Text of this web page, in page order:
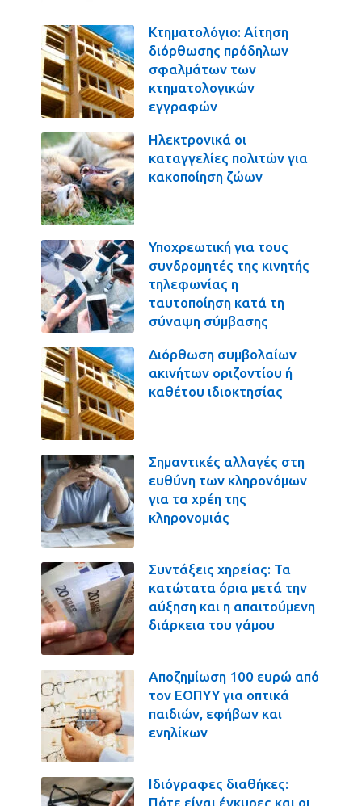
Κτηματολόγιο: Αίτηση
διόρθωσης πρόδηλων
σφαλμάτων των
κτηματολογικών
εγγραφών
Ηλεκτρονικά οι
καταγγελίες πολιτών για
κακοποίηση ζώων
Υποχρεωτική για τους
συνδρομητές της κινητής
τηλεφωνίας η
ταυτοποίηση κατά τη
σύναψη σύμβασης
Διόρθωση συμβολαίων
ακινήτων οριζοντίου ή
καθέτου ιδιοκτησίας
Σημαντικές αλλαγές στη
ευθύνη των κληρονόμων
για τα χρέη της
κληρονομιάς
Συντάξεις χηρείας: Τα
κατώτατα όρια μετά την
αύξηση και η απαιτούμενη
διάρκεια του γάμου
Αποζημίωση 100 ευρώ από
τον ΕΟΠΥΥ για οπτικά
παιδιών, εφήβων και
ενηλίκων
Ιδιόγραφες διαθήκες:
Πότε είναι έγκυρες και οι